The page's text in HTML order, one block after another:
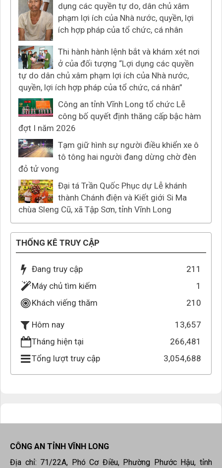
dụng các quyền tự do, dân chủ xâm
phạm lợi ích của Nhà nước, quyền, lợi
ích hợp pháp của tổ chức, cá nhân
Thi hành hành lệnh bắt và khám xét nơi
ở của đối tượng “Lợi dụng các quyền
tự do dân chủ xâm phạm lợi ích của Nhà nước,
quyền, lợi ích hợp pháp của tổ chức, cá nhân”
Công an tỉnh Vĩnh Long tổ chức Lễ
công bố quyết định thăng cấp bậc hàm
đợt I năm 2026
Tạm giữ hình sự người điều khiển xe ô
tô tông hai người đang dừng chờ đèn
đỏ tử vong
Đại tá Trần Quốc Phục dự Lễ khánh
thành Chánh điện và Kiết giới Si Ma
chùa Sleng Cũ, xã Tập Sơn, tỉnh Vĩnh Long
THỐNG KÊ TRUY CẬP
Đang truy cập
211
Máy chủ tìm kiếm
1
Khách viếng thăm
210
Hôm nay
13,657
Tháng hiện tại
266,481
Tổng lượt truy cập
3,054,688
CÔNG AN TỈNH VĨNH LONG
Địa chỉ: 71/22A, Phó Cơ Điều, Phường Phước Hậu, tỉnh